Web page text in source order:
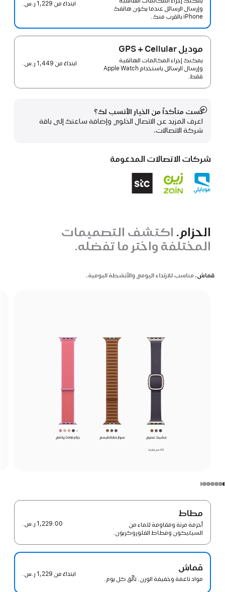
وإرسال الرسائل عندما يكون هاتفك
iPhone بالقرب منك.
ابتداءً من 1,229 ر.س.‏
موديل GPS + Cellular
يمكنك إجراء المكالمات الهاتفية
وإرسال الرسائل باستخدام Apple Watch
فقط.
ابتداءً من 1,449 ر.س.‏
لست متأكداً من الخيار الأنسب لك؟
اعرف المزيد عن الاتصال الخلوي وإضافة ساعتك إلى باقة
شركة الاتصالات.
عرض
المزيد
شركات الاتصالات المدعومة
الحزام. اكتشف التصميمات
المختلفة واختر ما تفضله.
قماش. مناسب للارتداء اليومي والأنشطة اليومية.
مطاط
أحزمة مرنة ومقاومة للماء من
السيليكون ومطاط الفلوروكربون.
1,229.00 ر.س.‏
قماش
مواد ناعمة وخفيفة الوزن. تألّق كل يوم.
ابتداءً من 1,229 ر.س.‏